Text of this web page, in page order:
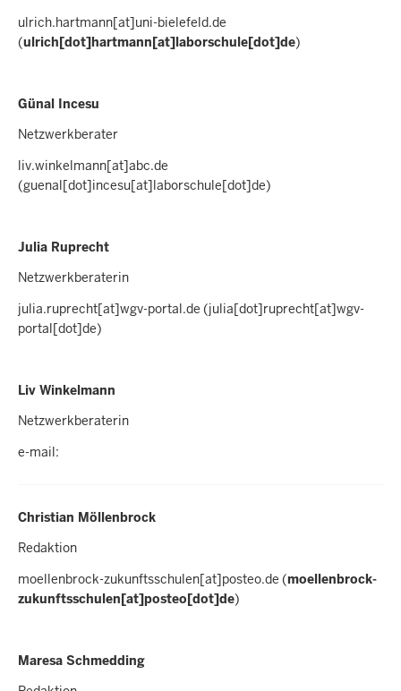
ulrich.hartmann[at]uni-bielefeld.de
(ulrich[dot]hartmann[at]laborschule[dot]de)
Günal Incesu
Netzwerkberater
liv.winkelmann[at]abc.de
(guenal[dot]incesu[at]laborschule[dot]de)
Julia Ruprecht
Netzwerkberaterin
julia.ruprecht[at]wgv-portal.de (julia[dot]ruprecht[at]wgv-
portal[dot]de)
Liv Winkelmann
Netzwerkberaterin
e-mail:
Christian Möllenbrock
Redaktion
moellenbrock-zukunftsschulen[at]posteo.de (moellenbrock-
zukunftsschulen[at]posteo[dot]de)
Maresa Schmedding